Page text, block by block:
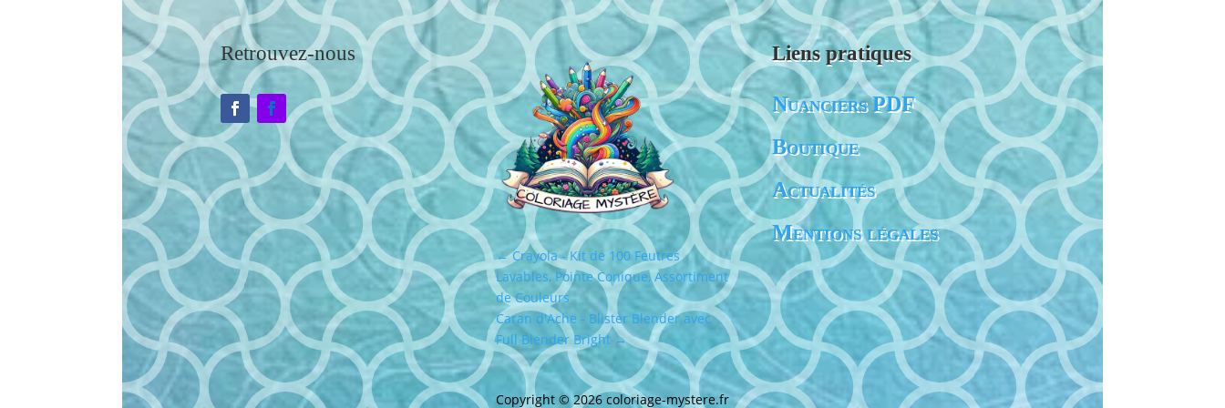
Retrouvez-nous
←Crayola - Kit de 100 Feutres
Lavables, Pointe Conique, Assortiment
de Couleurs
Caran d'Ache - Blister Blender avec
Full Blender Bright →
Liens pratiques
Nuanciers PDF
Boutique
Actualités
Mentions légales
Copyright © 2026 coloriage-mystere.fr